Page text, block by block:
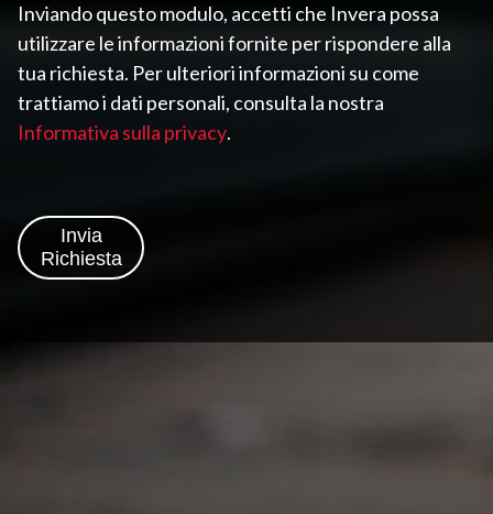
Inviando questo modulo, accetti che Invera possa
utilizzare le informazioni fornite per rispondere alla
tua richiesta. Per ulteriori informazioni su come
trattiamo i dati personali, consulta la nostra
Informativa sulla privacy.
Invia
Richiesta
.